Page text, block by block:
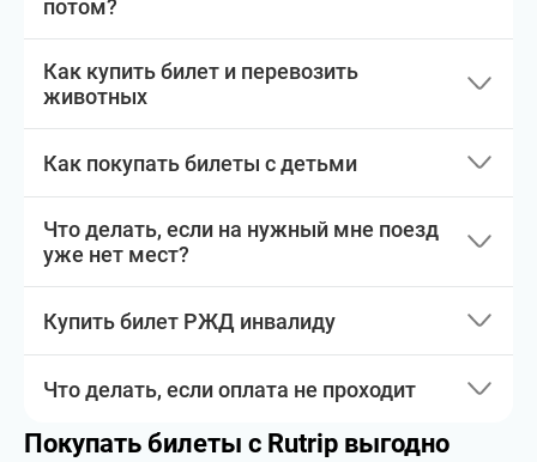
потом?
Как купить билет и перевозить
животных
Как покупать билеты с детьми
Что делать, если на нужный мне поезд
уже нет мест?
Купить билет РЖД инвалиду
Что делать, если оплата не проходит
Покупать билеты с Rutrip выгодно